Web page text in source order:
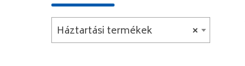
×
Háztartási termékek